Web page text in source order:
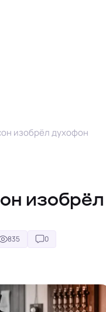
изобрёл духофон
изобрёл
835 0